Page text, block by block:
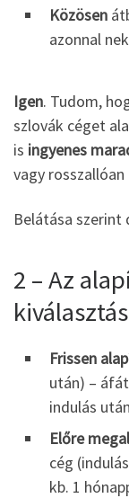
Közösen
azonnal
Igen. Tudom,
szlovák céget
is ingyenes
vagy
Belátása
2 – Az
Frissen
után) –
indulás
Előre
cég
kb. 1